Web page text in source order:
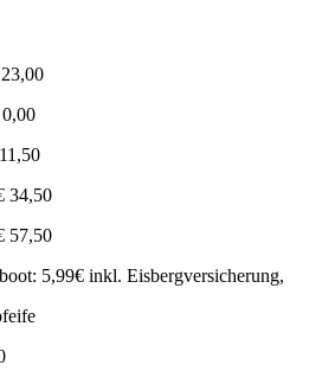
34,50
57,50
5,99€ inkl. Eisbergversicherung,